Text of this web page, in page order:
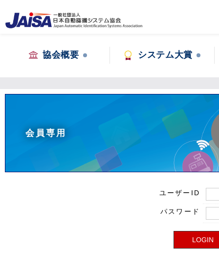
協会概要 システム大賞
会員専用
ユーザーID
パスワード